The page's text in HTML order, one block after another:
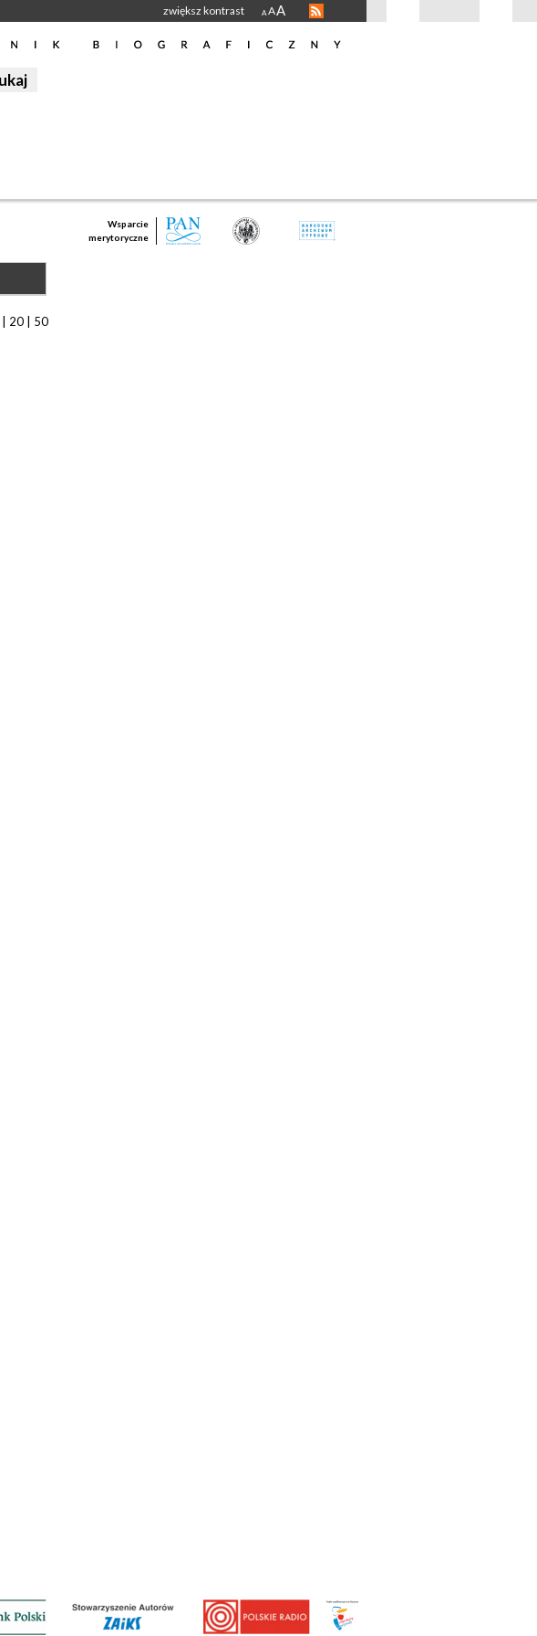
zwiększ kontrast A AA
Wsparcie
merytoryczne
20 50